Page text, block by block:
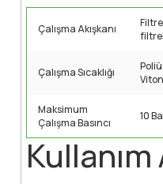
Çalışma Akışkanı
Çalışma Sıcaklığı
Maksimum
Çalışma Basıncı
10
Kullanım